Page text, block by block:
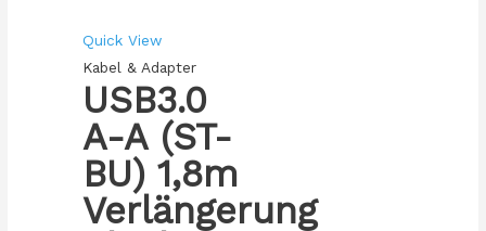
Quick View
Kabel & Adapter
USB3.0
A-A (ST-
BU) 1,8m
Verlängerung